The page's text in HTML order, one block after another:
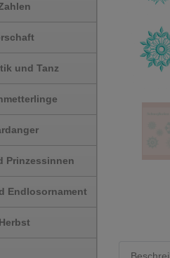
und Tanz
Prinzessinnen
Endlosornament